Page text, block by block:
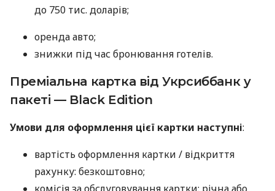
до 750 тис. доларів;
оренда авто;
знижки під час бронювання готелів.
Преміальна картка від Укрсиббанк у
пакеті — Black Edition
Умови для оформлення цієї картки наступні:
вартість оформлення картки / відкриття
рахунку: безкоштовно;